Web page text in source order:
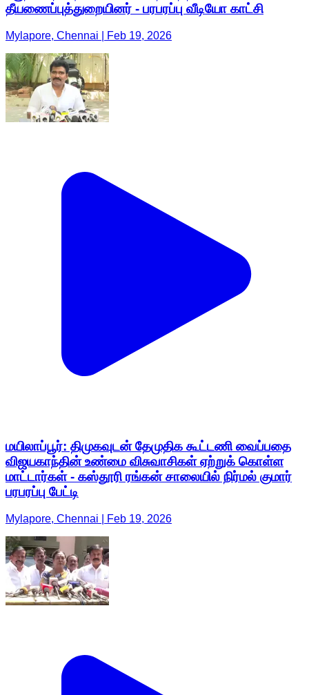
தீயணைப்புத்துறையினர் - பரபரப்பு வீடியோ காட்சி
Mylapore, Chennai | Feb 19, 2026
மயிலாப்பூர்: திமுகவுடன் தேமுதிக கூட்டணி வைப்பதை
விஜயகாந்தின் உண்மை விசுவாசிகள் ஏற்றுக் கொள்ள
மாட்டார்கள் - கஸ்தூரி ரங்கன் சாலையில் நிர்மல் குமார்
பரபரப்பு பேட்டி
Mylapore, Chennai | Feb 19, 2026